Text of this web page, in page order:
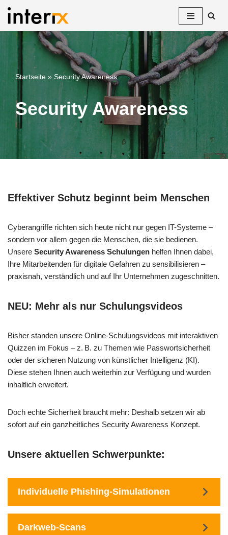
Inhalt
springen
Startseite » Security Awareness
Security Awareness
Effektiver Schutz beginnt beim Menschen
Cyberangriffe richten sich heute nicht nur gegen IT-Systeme –
sondern vor allem gegen die Menschen, die sie bedienen.
Unsere Security Awareness Schulungen helfen Ihnen dabei,
Ihre Mitarbeitenden für digitale Gefahren zu sensibilisieren –
praxisnah, verständlich und auf Ihr Unternehmen zugeschnitten.
NEU: Mehr als nur Schulungsvideos
Bisher standen unsere Online-Schulungsvideos mit interaktiven
Quizzen im Fokus – z. B. zu Themen wie Passwortsicherheit
oder der sicheren Nutzung von künstlicher Intelligenz (KI).
Diese stehen Ihnen auch weiterhin zur Verfügung und wurden
inhaltlich erweitert.
Doch echte Sicherheit braucht mehr: Deshalb setzen wir ab
sofort auf ein ganzheitliches Security Awareness Konzept.
Unsere aktuellen Schwerpunkte:
Individuelle Phishing-Simulationen
Darkweb-Scans